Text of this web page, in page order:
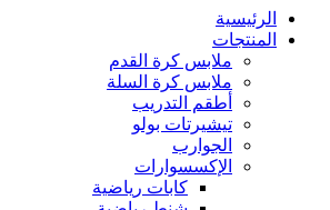
الرئيسية
المنتجات
ملابس كرة القدم
ملابس كرة السلة
أطقم التدريب
تيشيرتات بولو
الجوارب
الإكسسوارات
كابات رياضية